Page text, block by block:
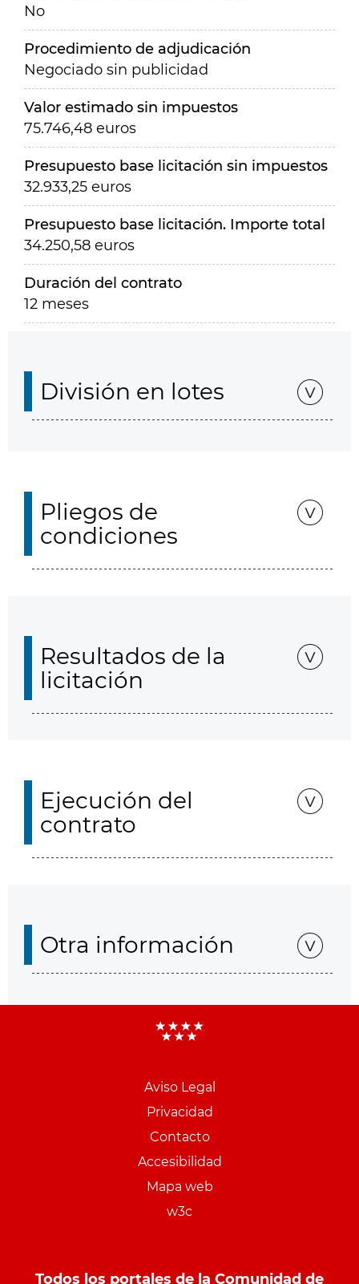
No
Procedimiento de adjudicación
Negociado sin publicidad
Valor estimado sin impuestos
75.746,48 euros
Presupuesto base licitación sin impuestos
32.933,25 euros
Presupuesto base licitación. Importe total
34.250,58 euros
Duración del contrato
12 meses
División en lotes
Pliegos de
condiciones
Resultados de la
licitación
Ejecución del
contrato
Otra información
Aviso Legal
Privacidad
Contacto
Accesibilidad
Mapa web
w3c
Todos los portales de la Comunidad de